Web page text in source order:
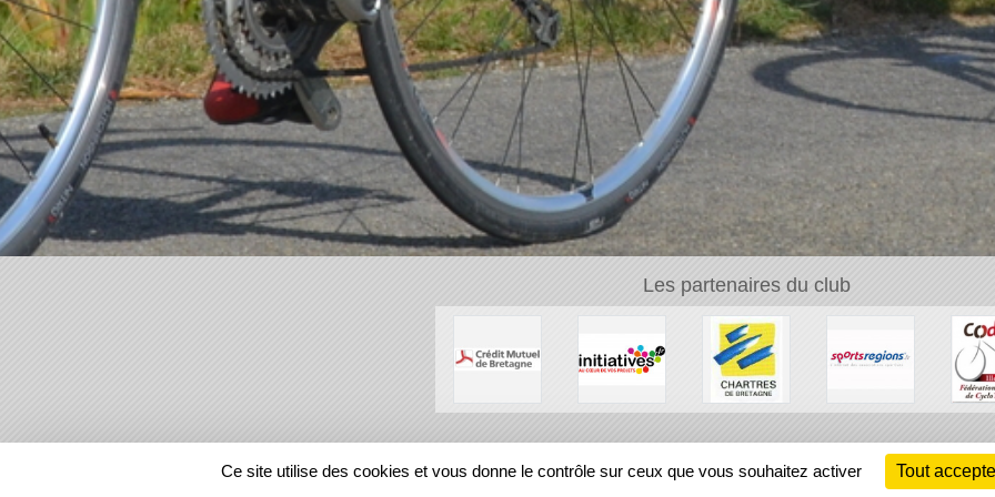
Credit Mutuel de Bretagne
Les partenaires du club
REGIONS
Ce site utilise des cookies et vous donne le contrôle sur ceux que vous souhaitez activer Tout